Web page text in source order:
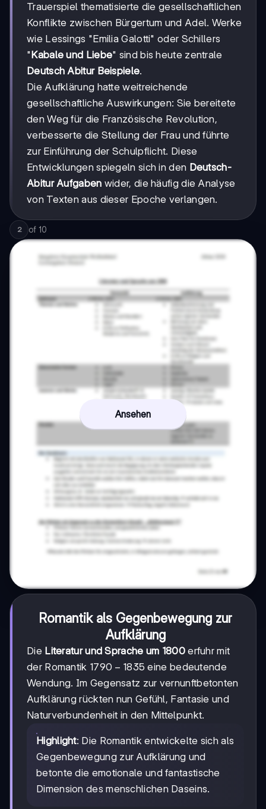
Trauerspiel thematisierte die gesellschaftlichen
Konflikte zwischen Bürgertum und Adel. Werke
wie Lessings "Emilia Galotti" oder Schillers
"Kabale und Liebe" sind bis heute zentrale
Deutsch Abitur Beispiele.
Die Aufklärung hatte weitreichende
gesellschaftliche Auswirkungen: Sie bereitete
den Weg für die Französische Revolution,
verbesserte die Stellung der Frau und führte
zur Einführung der Schulpflicht. Diese
Entwicklungen spiegeln sich in den Deutsch-
Abitur Aufgaben wider, die häufig die Analyse
von Texten aus dieser Epoche verlangen.
2 of 10
Ansehen
Romantik als Gegenbewegung zur
Aufklärung
Die Literatur und Sprache um 1800erfuhr mit
der Romantik 1790-
1835
1790 − 1835 eine bedeutende
Wendung. Im Gegensatz zur vernunftbetonten
Aufklärung rückten nun Gefühl, Fantasie und
Naturverbundenheit in den Mittelpunkt.
Highlight: Die Romantik entwickelte sich als
Gegenbewegung zur Aufklärung und
betonte die emotionale und fantastische
Dimension des menschlichen Daseins.